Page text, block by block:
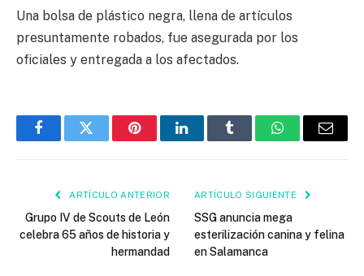
Una bolsa de plástico negra, llena de artículos
presuntamente robados, fue asegurada por los
oficiales y entregada a los afectados.
FacebookTwitter PinterestLinkedInTumblr WhatsAppEmail
ARTÍCULO ANTERIOR
Grupo IV de Scouts de León
celebra 65 años de historia y
hermandad
ARTÍCULO SIGUIENTE
SSG anuncia mega
esterilización canina y felina
en Salamanca